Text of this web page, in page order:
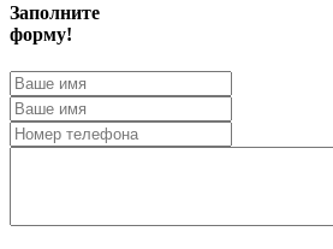
Заполните
форму!